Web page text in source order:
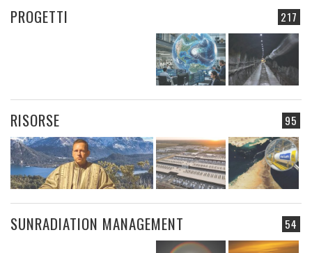
217
PROGETTI
95
RISORSE
54
SUNRADIATION MANAGEMENT